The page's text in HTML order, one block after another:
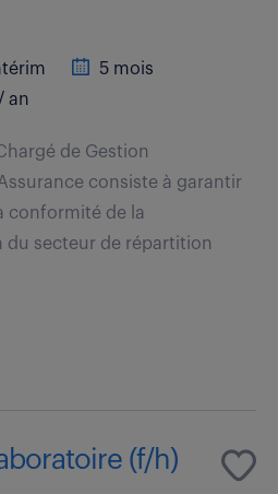
5 mois
an
de Gestion
consiste à garantir
conformité de la
secteur de répartition
(f/h)